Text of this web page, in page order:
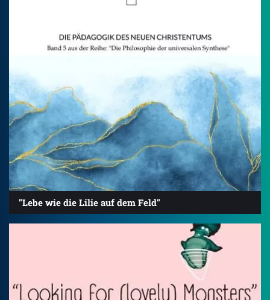
"Lebe wie die Lilie auf dem Feld"